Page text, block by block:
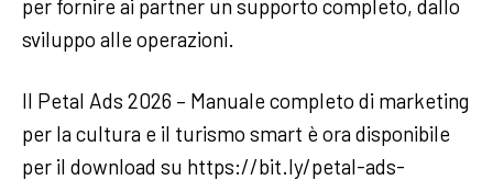
per fornire ai partner un supporto completo, dallo
sviluppo alle operazioni.
Il Petal Ads 2026 – Manuale completo di marketing
per la cultura e il turismo smart è ora disponibile
per il download su https://bit.ly/petal-ads-